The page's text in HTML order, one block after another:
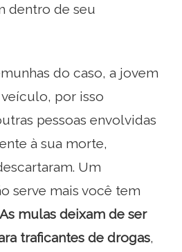
dentro de seu
do caso, a jovem
por isso
pessoas envolvidas
à sua morte,
Um
serve mais você tem
As mulas deixam de ser
traficantes de drogas,